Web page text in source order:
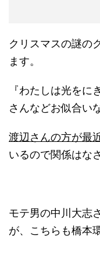
クリスマスの謎の
ます。
『わたしは光を
さんなどお似合い
渡辺さんの方が最
いるので関係はな
モテ男の中川大志
が、こちらも橋本